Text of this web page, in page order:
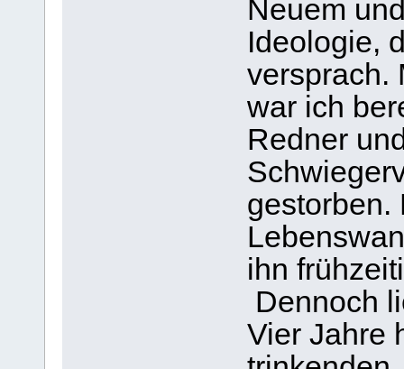
Neuem
Ideologie,
versprach.
war ich
Redner
gestorben.
ihn
Dennoch
Vier Jahre